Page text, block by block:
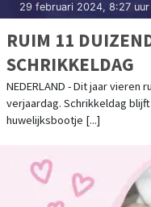
29 februari 2024, 8:27 uur
RUIM 11
SCHRIKKELDAG
NEDERLAND - Dit jaar vieren
verjaardag. Schrikkeldag
huwelijksbootje [...]